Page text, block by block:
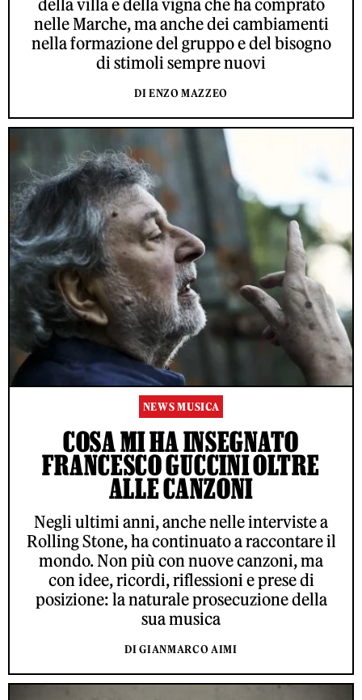
della villa e della vigna che ha comprato
nelle Marche, ma anche dei cambiamenti
nella formazione del gruppo e del bisogno
di stimoli sempre nuovi
DI ENZO MAZZEO
NEWS MUSICA
COSA MI HA INSEGNATO
FRANCESCO GUCCINI OLTRE
ALLE CANZONI
Negli ultimi anni, anche nelle interviste a
Rolling Stone, ha continuato a raccontare il
mondo. Non più con nuove canzoni, ma
con idee, ricordi, riflessioni e prese di
posizione: la naturale prosecuzione della
sua musica
DI GIANMARCO AIMI